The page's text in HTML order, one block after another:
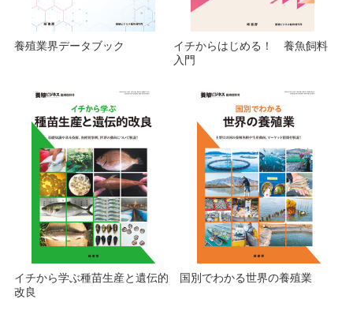
養殖業界データブック
イチからはじめる！ 養魚飼料
入門
イチから学ぶ種苗生産と遺伝的
改良
国別でわかる世界の養殖業